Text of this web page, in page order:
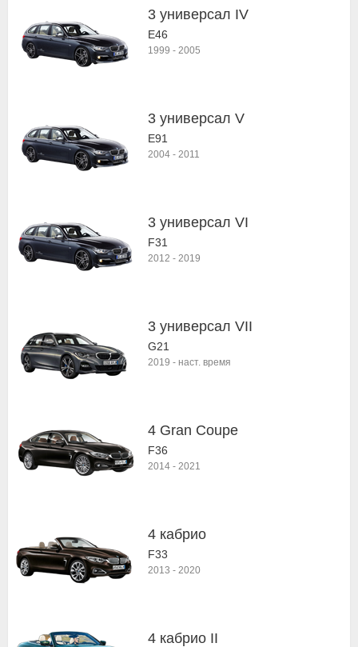
3 универсал IV
E46
1999 - 2005
3 универсал V
E91
2004 - 2011
3 универсал VI
F31
2012 - 2019
3 универсал VII
G21
2019 - наст. время
4 Gran Coupe
F36
2014 - 2021
4 кабрио
F33
2013 - 2020
4 кабрио II